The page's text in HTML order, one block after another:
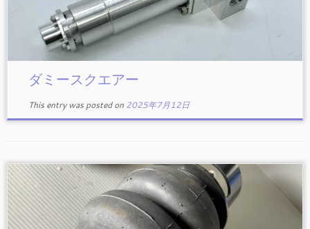
ダミースクエアー
This entry was posted on 2025年7月12日